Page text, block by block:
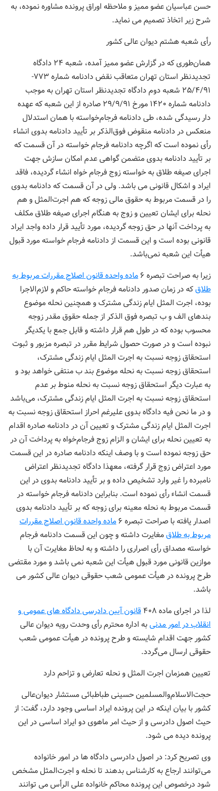
حسن عباسیان عضو ممیز و ملاحظه اوراق پرونده مشاوره نموده، به
شرح زیر اتخاذ تصمیم می نماید.
رأی شعبه هشتم دیوان عالی کشور
همان‌طوری که در گزارش عضو ممیز آمده، شعبه ۲۴ دادگاه
تجدیدنظر استان تهران متعاقب نقض دادنامه شماره ۷۷۳-
۲۵/۴/۹۱ شعبه دوم دادگاه تجدیدنظر استان تهران به موجب
دادنامه شماره ۱۴۲۰ مورخ ۲۹/۹/۹۱ صادره از این شعبه که عهده
دار رسیدگی شده، طی دادنامه فرجام‌خواسته با همان استدلال
منعکس در دادنامه منقوض فوق‌الذکر بر تأیید دادنامه بدوی انشاء
رأی نموده است که اگرچه دادنامه فرجام خواسته در آن قسمت که
بر تأیید دادنامه بدوی متضمن گواهی عدم امکان سازش جهت
اجرای صیغه طلاق به خواسته زوج فرجام خواه انشاء گردیده، فاقد
ایراد و اشکال قانونی می باشد. ولی در آن قسمت که دادنامه بدوی
را در قسمت مربوط به حقوق مالی زوجه که هم اجرت‌المثل و هم
نحله برای ایشان تعیین و زوج به هنگام اجرای صیغه طلاق مکلف
به پرداخت آنها در حق زوجه گردیده، مورد تأیید قرار داده واجد ایراد
قانونی بوده است و این قسمت از دادنامه فرجام خواسته مورد قبول
هیأت این شعبه نمی‌باشد.
زیرا به صراحت تبصره ۶
ماده واحده قانون اصلاح مقررات مربوط به
طلاقکه در زمان صدور دادنامه فرجام خواسته حاکم و لازم‌الاجرا
بوده، اجرت المثل ایام زندگی مشترک و همچنین نحله موضوع
بندهای الف و ب تبصره فوق الذکر از جمله حقوق مقدر زوجه
محسوب بوده که در طول هم قرار داشته و قابل جمع با یکدیگر
نبوده است و در صورت حصول شرایط مقرر در تبصره مزبور و ثبوت
استحقاق زوجه نسبت به اجرت المثل ایام زندگی مشترک،
استحقاق زوجه نسبت به نحله موضوع بند ب منتفی خواهد بود و
به عبارت دیگر استحقاق زوجه نسبت به نحله منوط بر عدم
استحقاق زوجه نسبت به اجرت المثل ایام زندگی مشترک، می‌باشد
و در ما نحن فیه دادگاه بدوی علیرغم احراز استحقاق زوجه نسبت به
اجرت المثل ایام زندگی مشترک و تعیین آن در دادنامه صادره اقدام
به تعیین نحله برای ایشان و الزام زوج فرجام‌خواه به پرداخت آن در
حق زوجه نموده است و با وصف اینکه دادنامه صادره در این قسمت
مورد اعتراض زوج قرار گرفته، معهذا دادگاه تجدیدنظر اعتراض
نامبرده را غیر وارد تشخیص داده و بر تأیید دادنامه بدوی در این
قسمت انشاء رأی نموده است. بنابراین دادنامه فرجام خواسته در
قسمت مربوط به نحله معینه برای زوجه که بر تأیید دادنامه بدوی
اصدار یافته با صراحت تبصره ۶
ماده واحده قانون اصلاح مقررات
مربوط به طلاقمغایرت داشته و چون این قسمت دادنامه فرجام
خواسته مصداق رأی اصراری را داشته و به لحاظ مغایرت آن با
موازین قانونی مورد قبول هیأت این شعبه نمی باشد و مورد مقتضی
طرح پرونده در هیأت عمومی شعب حقوقی دیوان عالی کشور می
باشد.
لذا در اجرای ماده ۴۰۸
قانون آیین دادرسی دادگاه های عمومی و
انقلاب در امور مدنیبه اداره محترم رأی وحدت رویه دیوان عالی
کشور جهت اقدام شایسته و طرح پرونده در هیأت عمومی شعب
حقوقی ارسال می‌گردد.
تعیین همزمان اجرت المثل و نحله تعارض و تزاحم دارد
حجت‌الاسلام‌و‌المسلمین حسینی طباطبائی مستشار دیوان‌عالی
کشور با بیان اینکه در این پرونده ایراد اساسی وجود دارد، گفت: از
حیث اصول دادرسی و از حیث امر ماهوی دو ایراد اساسی در این
پرونده دیده می شود.
وی تصریح کرد: در اصول دادرسی دادگاه ها در امور خانواده
می‌توانند ارجاع به کارشناس بدهند تا نحله و اجرت‌المثل مشخص
شود درخصوص این پرونده محاکم خانواده علی الرأس می توانند